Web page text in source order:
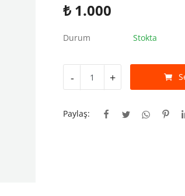
₺ 1.000
Durum Stokta
- +
Paylaş: